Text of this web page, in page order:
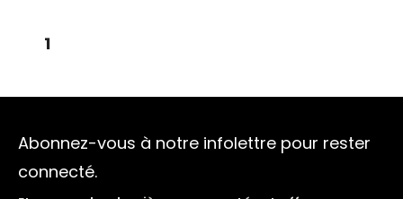
1
Abonnez-vous à notre infolettre pour rester
connecté.